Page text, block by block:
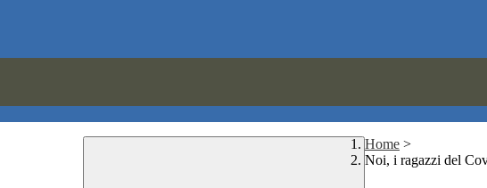
Home >
Noi, i ragazzi del